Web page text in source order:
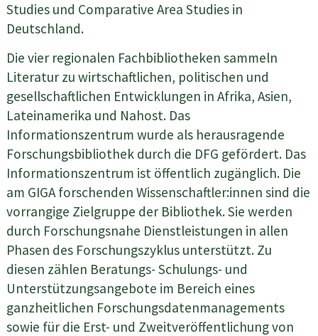
Studies und Comparative Area Studies in
Deutschland.
Die vier regionalen Fachbibliotheken sammeln
Literatur zu wirtschaftlichen, politischen und
gesellschaftlichen Entwicklungen in Afrika, Asien,
Lateinamerika und Nahost. Das
Informationszentrum wurde als herausragende
Forschungsbibliothek durch die DFG gefördert. Das
Informationszentrum ist öffentlich zugänglich. Die
am GIGA forschenden Wissenschaftler:innen sind die
vorrangige Zielgruppe der Bibliothek. Sie werden
durch Forschungsnahe Dienstleistungen in allen
Phasen des Forschungszyklus unterstützt. Zu
diesen zählen Beratungs- Schulungs- und
Unterstützungsangebote im Bereich eines
ganzheitlichen Forschungsdatenmanagements
sowie für die Erst- und Zweitveröffentlichung von